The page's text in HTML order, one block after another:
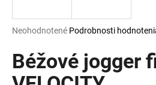
Priemerné
produktu
je
0,0
Neohodnotené Podrobnosti
Béžové jogger
d
p